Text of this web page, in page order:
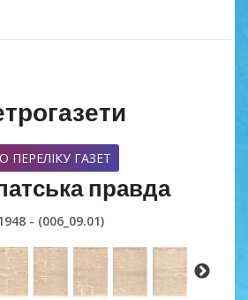
ПЕРЕЛІКУ ГАЗЕТ
правда
- (006_09.01)